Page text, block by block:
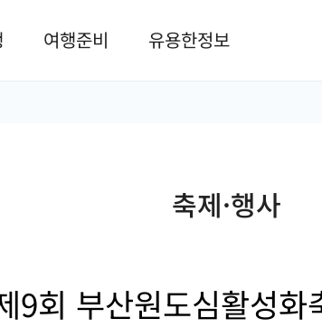
여행준비 유용한정보
축제·행사
9회 부산원도심활성화